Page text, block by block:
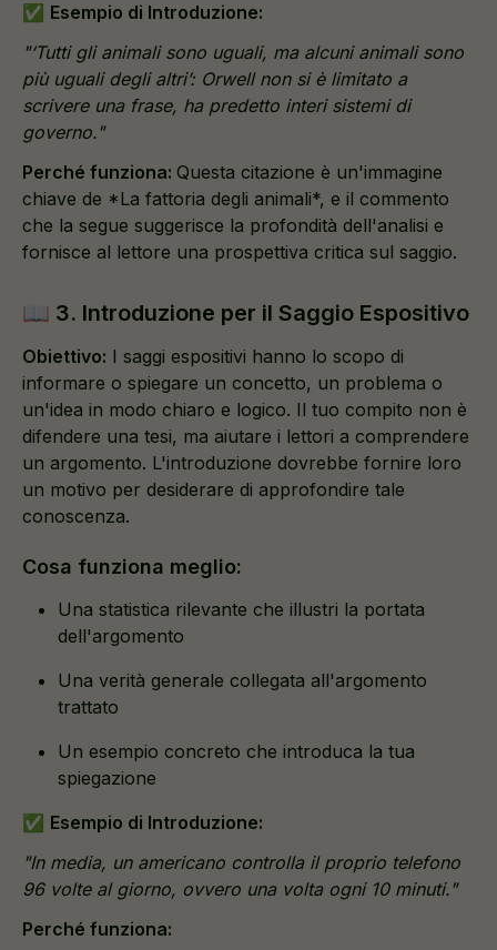
✅ Esempio di Introduzione:
"‘Tutti gli animali sono uguali, ma alcuni animali sono
più uguali degli altri’: Orwell non si è limitato a
scrivere una frase, ha predetto interi sistemi di
governo."
Perché funziona: Questa citazione è un'immagine
chiave de *La fattoria degli animali*, e il commento
che la segue suggerisce la profondità dell'analisi e
fornisce al lettore una prospettiva critica sul saggio.
📖 3. Introduzione per il Saggio Espositivo
Obiettivo: I saggi espositivi hanno lo scopo di
informare o spiegare un concetto, un problema o
un'idea in modo chiaro e logico. Il tuo compito non è
difendere una tesi, ma aiutare i lettori a comprendere
un argomento. L'introduzione dovrebbe fornire loro
un motivo per desiderare di approfondire tale
conoscenza.
Cosa funziona meglio:
Una statistica rilevante che illustri la portata
dell'argomento
Una verità generale collegata all'argomento
trattato
Un esempio concreto che introduca la tua
spiegazione
✅ Esempio di Introduzione:
"In media, un americano controlla il proprio telefono
96 volte al giorno, ovvero una volta ogni 10 minuti."
Perché funziona: